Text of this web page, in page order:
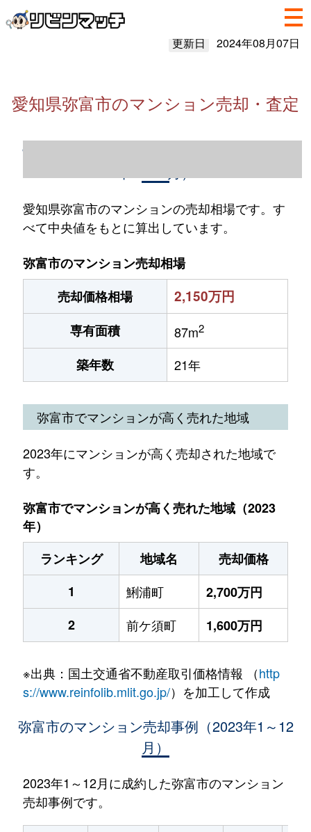
更新日 2024年08月07日
愛知県弥富市のマンション売却・査定
愛知県弥富市のマンション売却情報（2023
愛知県弥富市のマンションの売却相場です。す
べて中央値をもとに算出しています。
弥富市のマンション売却相場
売却価格相場
2,150万円
専有面積 87m2
築年数 21年
弥富市でマンションが高く売れた地域
2023年にマンションが高く売却された地域で
す。
弥富市でマンションが高く売れた地域（2023
年）
ランキング
地域名
売却価格
1
鯏浦町
2,700万円
2
前ケ須町 1,600万円
※出典：国土交通省不動産取引価格情報 （http
s://www.reinfolib.mlit.go.jp/）を加工して作成
弥富市のマンション売却事例（2023年1～12
月）
2023年1～12月に成約した弥富市のマンション
売却事例です。